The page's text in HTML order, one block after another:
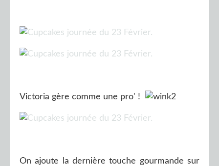
Victoria gère comme une pro' !
On ajoute la dernière touche gourmande sur